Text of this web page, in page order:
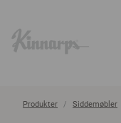
Produkter Siddemøbler